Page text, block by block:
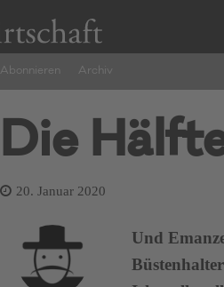
Abonnieren Archiv
Die
20. Januar 2020
Und